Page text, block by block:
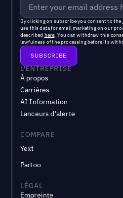
By clicking on subscribe you consent to the
use this data for email marketing on our
described here. You can withdraw this
lawfulness of the processing before its
L'ENTREPRISE
À propos
Carrières
AI Information
Lanceurs d'alerte
COMPARE
Yext
Partoo
LÉGAL
Empreinte